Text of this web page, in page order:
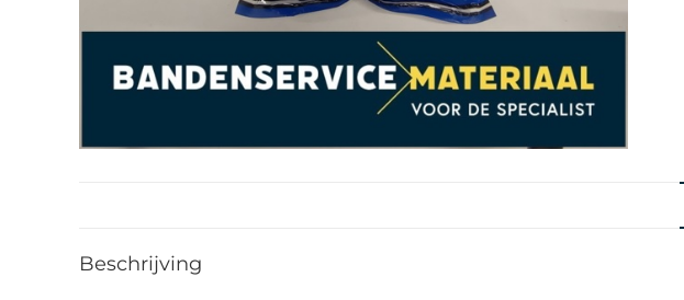
Beschrijving